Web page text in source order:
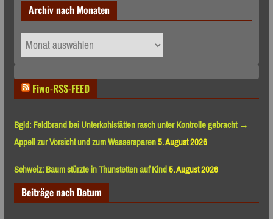
Archiv nach Monaten
Archiv
nach
Fiwo-RSS-FEED
Bgld: Feldbrand bei Unterkohlstätten rasch unter Kontrolle gebracht →
Appell zur Vorsicht und zum Wassersparen5. August 2026
Schweiz: Baum stürzte in Thunstetten auf Kind5. August 2026
Beiträge nach Datum